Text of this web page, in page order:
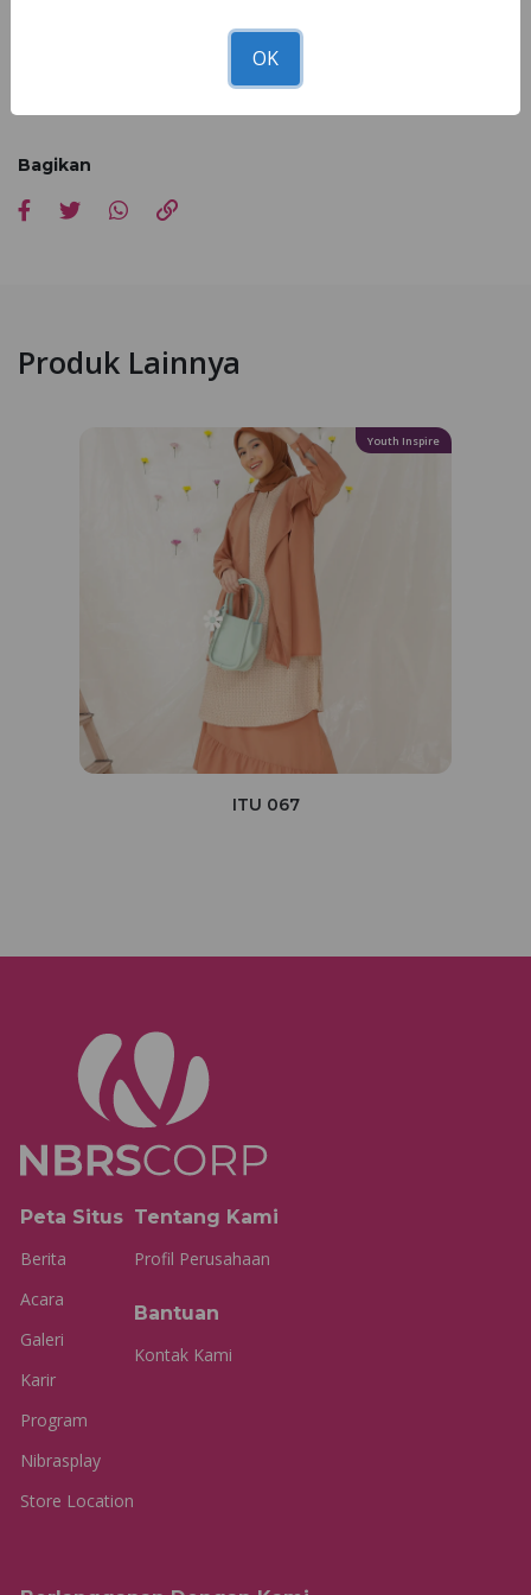
*Kesesuaian foto dan asli 90 - 100% dipengaruhi faktor cahaya
pemotretan, editing dan resolusi cahaya hp masing-masing
Bagikan
Produk Lainnya
Youth Inspire
ITU 067
Peta Situs
Berita
Acara
Galeri
Karir
Program
Nibrasplay
Store Location
Tentang Kami
Profil Perusahaan
Bantuan
Kontak Kami
OK